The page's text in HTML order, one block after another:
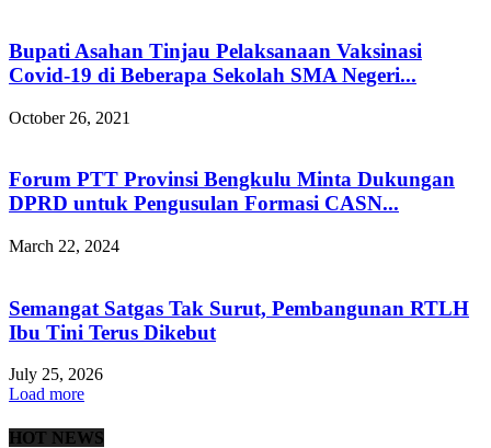
Bupati Asahan Tinjau Pelaksanaan Vaksinasi
Covid-19 di Beberapa Sekolah SMA Negeri...
October 26, 2021
Forum PTT Provinsi Bengkulu Minta Dukungan
DPRD untuk Pengusulan Formasi CASN...
March 22, 2024
Semangat Satgas Tak Surut, Pembangunan RTLH
Ibu Tini Terus Dikebut
July 25, 2026
Load more
HOT NEWS